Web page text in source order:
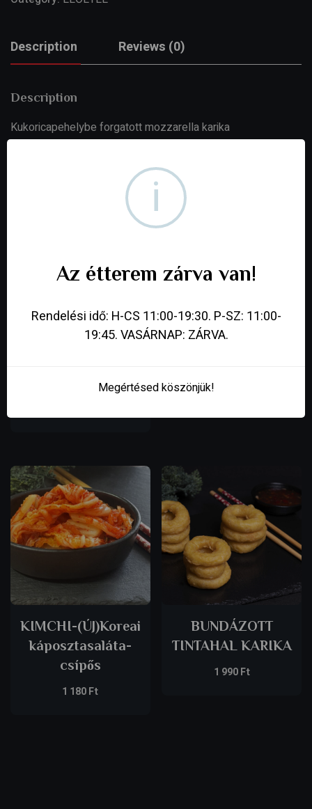
Description Reviews (0)
Description
Kukoricapehelybe forgatott mozzarella karika
TORPEDÓRÁK
1 990
KIMCHI-(ÚJ)Koreai
káposztasaláta-
csípős
1 180Ft
BUNDÁZOTT
TINTAHAL KARIKA
1 990Ft
i
Az étterem zárva van!
Rendelési idő: H-CS 11:00-19:30. P-SZ: 11:00-
19:45. VASÁRNAP: ZÁRVA.
Megértésed köszönjük!